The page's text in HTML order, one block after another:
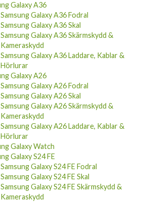
Samsung Galaxy A36 Fodral
Samsung Galaxy A36 Skal
Samsung Galaxy A36 Skärmskydd &
Kameraskydd
Samsung Galaxy A36 Laddare, Kablar &
Hörlurar
Galaxy A26
Samsung Galaxy A26 Fodral
Samsung Galaxy A26 Skal
Samsung Galaxy A26 Skärmskydd &
Kameraskydd
Samsung Galaxy A26 Laddare, Kablar &
Hörlurar
Galaxy Watch
Galaxy S24 FE
Samsung Galaxy S24 FE Fodral
Samsung Galaxy S24 FE Skal
Samsung Galaxy S24 FE Skärmskydd &
Kameraskydd
Samsung Galaxy S24 FE Laddare, Kablar &